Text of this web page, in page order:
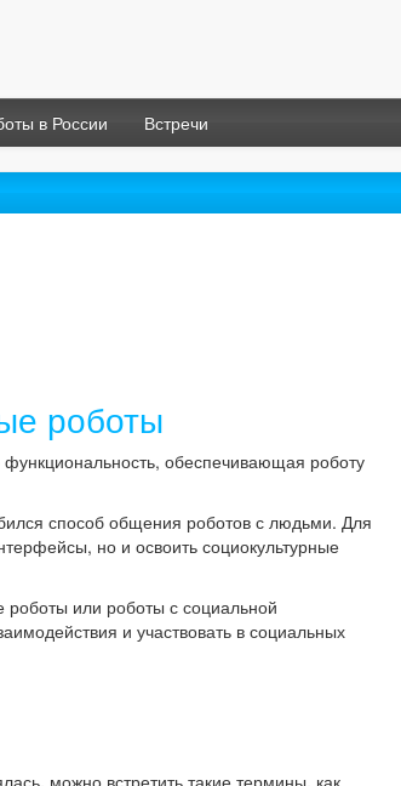
в России Встречи
роботы
обеспечивающая роботу
способ общения роботов с людьми. Для
но и освоить социокультурные
роботы или роботы с социальной
и участвовать в социальных